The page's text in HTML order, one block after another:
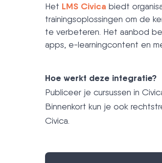
Het LMS Civica biedt
trainingsoplossingen om de
te verbeteren. Het aanbod
apps, e-learningcontent en
Hoe werkt deze integratie?
Publiceer je cursussen in
Binnenkort kun je ook
Civica.